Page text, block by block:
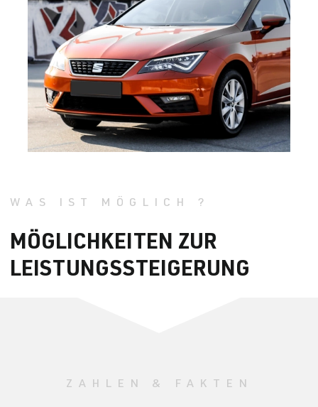
WAS IST MÖGLICH ?
MÖGLICHKEITEN ZUR
LEISTUNGSSTEIGERUNG
ZAHLEN & FAKTEN